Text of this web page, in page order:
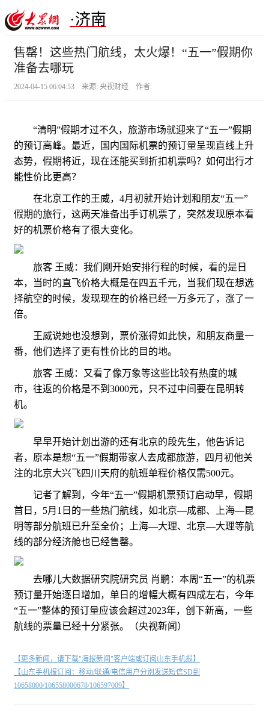
·济南
售罄！这些热门航线，太火爆！“五一”假期你
准备去哪玩
2024-04-15 06:04:53 来源: 央视财经 作者:
“清明”假期才过不久，旅游市场就迎来了“五一”假期
的预订高峰。最近，国内国际机票的预订量呈现直线上升
态势，假期将近，现在还能买到折扣机票吗？如何出行才
能性价比更高？
在北京工作的王威，4月初就开始计划和朋友“五一”
假期的旅行，这两天准备出手订机票了，突然发现原本看
好的机票价格有了很大变化。
旅客 王威：我们刚开始安排行程的时候，看的是日
本，当时的直飞价格大概是在四五千元，当我们现在想选
择航空的时候，发现现在的价格已经一万多元了，涨了一
倍。
王威说她也没想到，票价涨得如此快，和朋友商量一
番，他们选择了更有性价比的目的地。
旅客 王威：又看了像万象等这些比较有热度的城
市，往返的价格是不到3000元，只不过中间要在昆明转
机。
早早开始计划出游的还有北京的段先生，他告诉记
者，原本是想“五一”假期带家人去成都旅游，四月初他关
注的北京大兴飞四川天府的航班单程价格仅需500元。
记者了解到，今年“五一”假期机票预订启动早，假期
首日，5月1日的一些热门航线，如北京—成都、上海—昆
明等部分航班已升至全价；上海—大理、北京—大理等航
线的部分经济舱也已经售罄。
去哪儿大数据研究院研究员 肖鹏：本周“五一”的机票
预订量开始逐日增加，单日的增幅大概有四成左右，今年
“五一”整体的预订量应该会超过2023年，创下新高，一些
航线的票量已经十分紧张。（央视新闻）
【更多新闻，请下载"海报新闻"客户端或订阅山东手机报】
【山东手机报订阅：移动/联通/电信用户分别发送短信SD到
10658000/106558000678/106597009】